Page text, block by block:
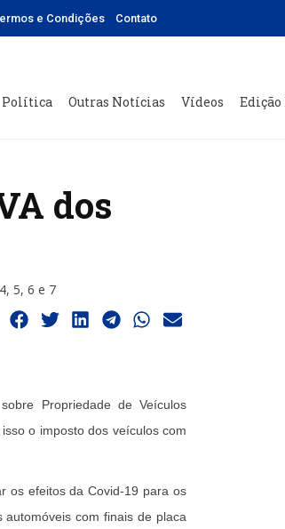
e Condições Contato
Política Outras Notícias Vídeos
dos
5, 6 e 7
Propriedade de Veículos
o imposto dos veículos com
os efeitos da Covid-19 para os
com finais de placa